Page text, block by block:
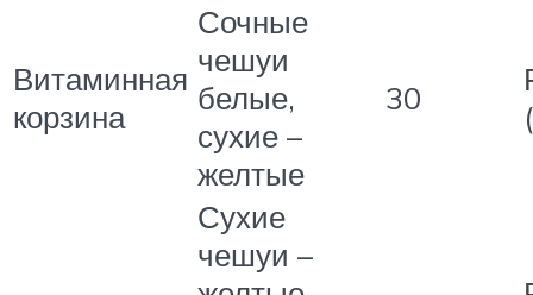
Витаминная
корзина
Сочные
чешуи
белые,
сухие –
желтые
30
Сухие
чешуи –